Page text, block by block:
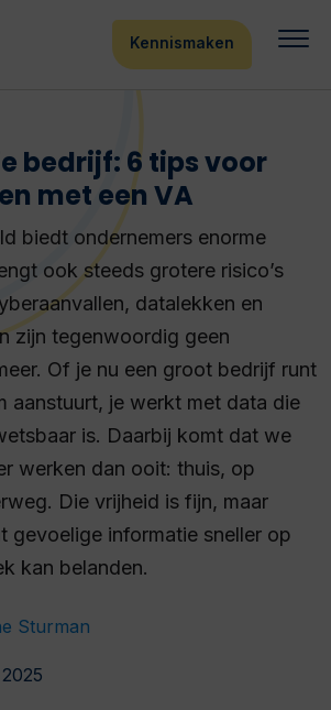
Kennismaken
bedrijf: 6 tips voor
met een VA
biedt ondernemers enorme
ook steeds grotere risico’s
datalekken en
zijn tegenwoordig geen
Of je nu een groot bedrijf runt
aanstuurt, je werkt met data die
is. Daarbij komt dat we
werken dan ooit: thuis, op
Die vrijheid is fijn, maar
gevoelige informatie sneller op
kan belanden.
Sturman